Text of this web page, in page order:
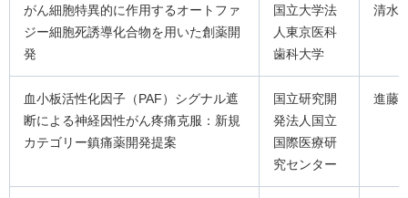
がん細胞特異的に作用するオートファ
ジー細胞死誘導化合物を用いた創薬開
発
国立大学法
人東京医科
歯科大学
清水
血小板活性化因子（PAF）シグナル遮
断による神経因性がん疼痛克服：新規
カテゴリー鎮痛薬開発提案
国立研究開
発法人国立
国際医療研
究センター
進藤